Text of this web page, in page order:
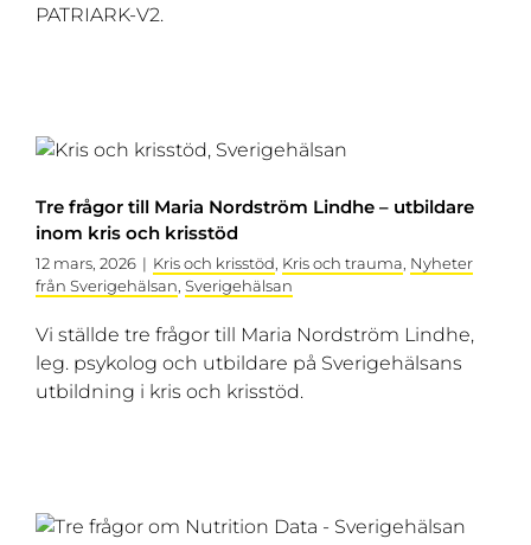
PATRIARK-V2.
Tre frågor till Maria Nordström Lindhe – utbildare
inom kris och krisstöd
12 mars, 2026 | Kris och krisstöd, Kris och trauma, Nyheter
från Sverigehälsan, Sverigehälsan
Vi ställde tre frågor till Maria Nordström Lindhe,
leg. psykolog och utbildare på Sverigehälsans
utbildning i kris och krisstöd.